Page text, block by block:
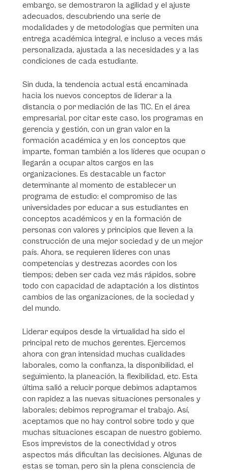
embargo, se demostraron la agilidad y el ajuste
adecuados, descubriendo una serie de
modalidades y de metodologías que permiten una
entrega académica integral, e incluso a veces más
personalizada, ajustada a las necesidades y a las
condiciones de cada estudiante.
Sin duda, la tendencia actual está encaminada
hacia los nuevos conceptos de liderar a la
distancia o por mediación de las TIC. En el área
empresarial, por citar este caso, los programas en
gerencia y gestión, con un gran valor en la
formación académica y en los conceptos que
imparte, forman también a los líderes que ocupan o
llegarán a ocupar altos cargos en las
organizaciones. Es destacable un factor
determinante al momento de establecer un
programa de estudio: el compromiso de las
universidades por educar a sus estudiantes en
conceptos académicos y en la formación de
personas con valores y principios que lleven a la
construcción de una mejor sociedad y de un mejor
país. Ahora, se requieren líderes con unas
competencias y destrezas acordes con los
tiempos; deben ser cada vez más rápidos, sobre
todo con capacidad de adaptación a los distintos
cambios de las organizaciones, de la sociedad y
del mundo.
Liderar equipos desde la virtualidad ha sido el
principal reto de muchos gerentes. Ejercemos
ahora con gran intensidad muchas cualidades
laborales, como la confianza, la disponibilidad, el
seguimiento, la planeación, la flexibilidad, etc. Esta
última salió a relucir porque debimos adaptarnos
con rapidez a las nuevas situaciones personales y
laborales; debimos reprogramar el trabajo. Así,
aceptamos que no hay control sobre todo y que
muchas situaciones escapan de nuestro gobierno.
Esos imprevistos de la conectividad y otros
aspectos más dificultan las decisiones. Algunas de
estas se toman, pero sin la plena consciencia de